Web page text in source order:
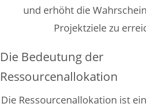
und erhöht die
Projektziele zu
Die Bedeutung der
Ressourcenallokation
Die Ressourcenallokation ist